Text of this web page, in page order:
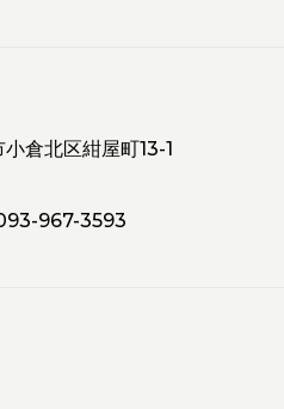
倉北区紺屋町13-1
967-3593